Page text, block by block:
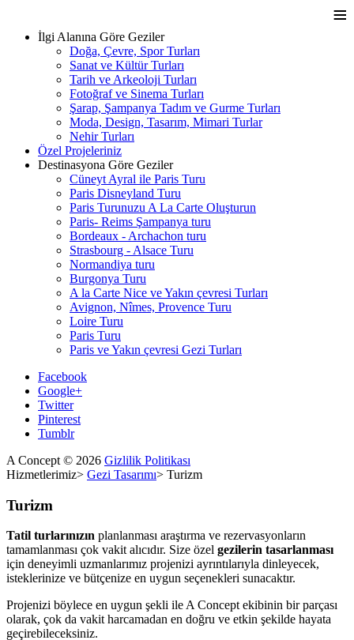
≡
İlgi Alanına Göre Geziler
Doğa, Çevre, Spor Turları
Sanat ve Kültür Turları
Tarih ve Arkeoloji Turları
Fotoğraf ve Sinema Turları
Şarap, Şampanya Tadım ve Gurme Turları
Moda, Design, Tasarım, Mimari Turlar
Nehir Turları
Özel Projeleriniz
Destinasyona Göre Geziler
Cüneyt Ayral ile Paris Turu
Paris Disneyland Turu
Paris Turunuzu A La Carte Oluşturun
Paris- Reims Şampanya turu
Bordeaux - Archachon turu
Strasbourg - Alsace Turu
Normandiya turu
Burgonya Turu
A la Carte Nice ve Yakın çevresi Turları
Avignon, Nîmes, Provence Turu
Loire Turu
Paris Turu
Paris ve Yakın çevresi Gezi Turları
Facebook
Google+
Twitter
Pinterest
Tumblr
A Concept © 2026 Gizlilik Politikası
Hizmetlerimiz> Gezi Tasarımı> Turizm
Turizm
Tatil turlarınızın planlanması araştırma ve rezervasyonların
tamamlanması çok vakit alıcıdır. Size özel gezilerin tasarlanması
için deneyimli uzmanlarımız projenizi ayrıntılarıyla dinleyecek,
isteklerinize ve bütçenize en uygun seçenekleri sunacaktır.
Projenizi böylece en uygun şekli ile A Concept ekibinin bir parçası
olarak, çok da vakit harcamadan en doğru ve etkin şekilde hayata
geçirebileceksiniz.